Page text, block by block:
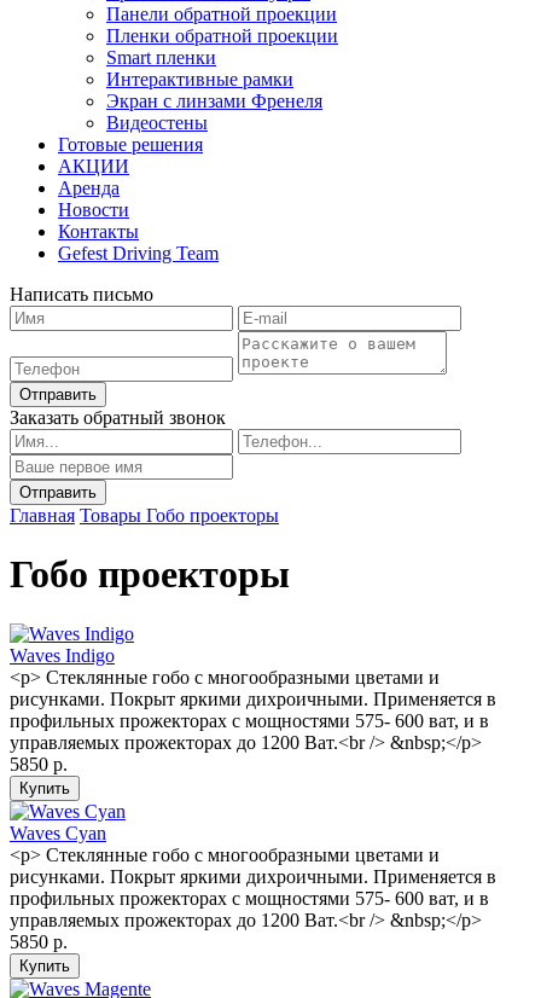
Панели обратной проекции
Пленки обратной проекции
Smart пленки
Интерактивные рамки
Экран с линзами Френеля
Видеостены
Готовые решения
АКЦИИ
Аренда
Новости
Контакты
Gefest Driving Team
Написать письмо
Отправить
Заказать обратный звонок
Главная Товары Гобо проекторы
Гобо проекторы
Waves Indigo
<p> Стеклянные гобо с многообразными цветами и
рисунками. Покрыт яркими дихроичными. Применяется в
профильных прожекторах с мощностями 575- 600 ват, и в
управляемых прожекторах до 1200 Ват.<br /> &nbsp;</p>
5850 р.
Waves Cyan
<p> Стеклянные гобо с многообразными цветами и
рисунками. Покрыт яркими дихроичными. Применяется в
профильных прожекторах с мощностями 575- 600 ват, и в
управляемых прожекторах до 1200 Ват.<br /> &nbsp;</p>
5850 р.